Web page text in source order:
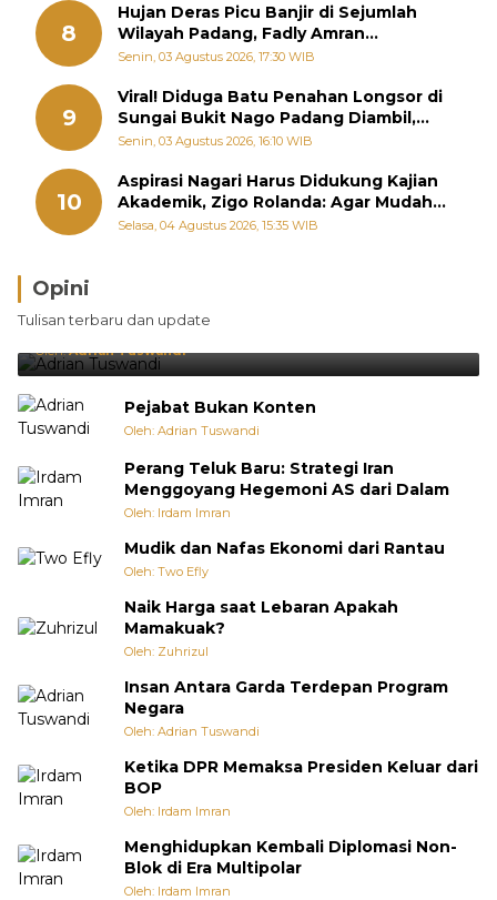
8
Hujan Deras Picu Banjir di Sejumlah
Wilayah Padang, Fadly Amran
Perintahkan OPD Siaga
Senin, 03 Agustus 2026, 17:30 WIB
9
Viral! Diduga Batu Penahan Longsor di
Sungai Bukit Nago Padang Diambil,
Warga Khawatir Bencana Terulang
Senin, 03 Agustus 2026, 16:10 WIB
10
Aspirasi Nagari Harus Didukung Kajian
Akademik, Zigo Rolanda: Agar Mudah
Diperjuangkan di Kementerian
Selasa, 04 Agustus 2026, 15:35 WIB
Opini
Tulisan terbaru dan update
Brasil Lebih Diunggulkan, tetapi Jepang Selalu
Punya Cara Membuat Kejutan
Oleh:Adrian Tuswandi
Pejabat Bukan Konten
Oleh: Adrian Tuswandi
Perang Teluk Baru: Strategi Iran
Menggoyang Hegemoni AS dari Dalam
Oleh: Irdam Imran
Mudik dan Nafas Ekonomi dari Rantau
Oleh: Two Efly
Naik Harga saat Lebaran Apakah
Mamakuak?
Oleh: Zuhrizul
Insan Antara Garda Terdepan Program
Negara
Oleh: Adrian Tuswandi
Ketika DPR Memaksa Presiden Keluar dari
BOP
Oleh: Irdam Imran
Menghidupkan Kembali Diplomasi Non-
Blok di Era Multipolar
Oleh: Irdam Imran